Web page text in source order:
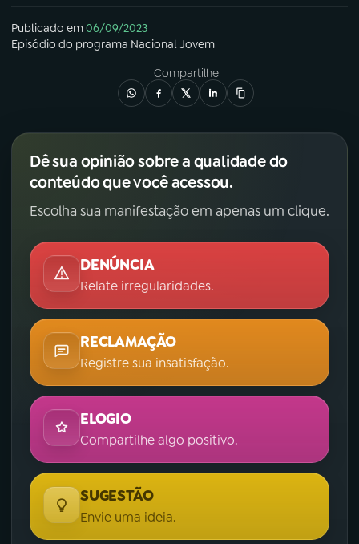
Publicado em06/09/2023
Episódio do programa Nacional Jovem
Compartilhe
Dê sua opinião sobre a qualidade do
conteúdo que você acessou.
Escolha sua manifestação em apenas um clique.
DENÚNCIA
Relate irregularidades.
RECLAMAÇÃO
Registre sua insatisfação.
ELOGIO
Compartilhe algo positivo.
SUGESTÃO
Envie uma ideia.